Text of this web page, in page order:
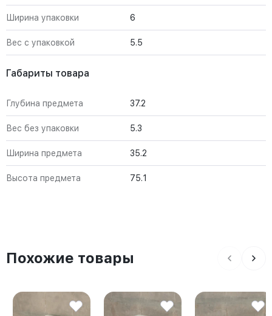
Ширина упаковки 6
Вес с упаковкой 5.5
Габариты товара
Глубина предмета 37.2
Вес без упаковки 5.3
Ширина предмета 35.2
Высота предмета 75.1
Похожие товары